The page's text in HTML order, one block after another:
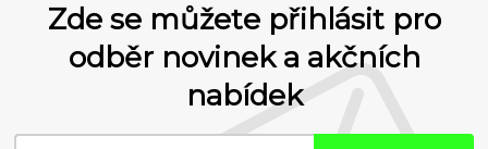
Zde se můžete přihlásit pro
odběr novinek a akčních
nabídek